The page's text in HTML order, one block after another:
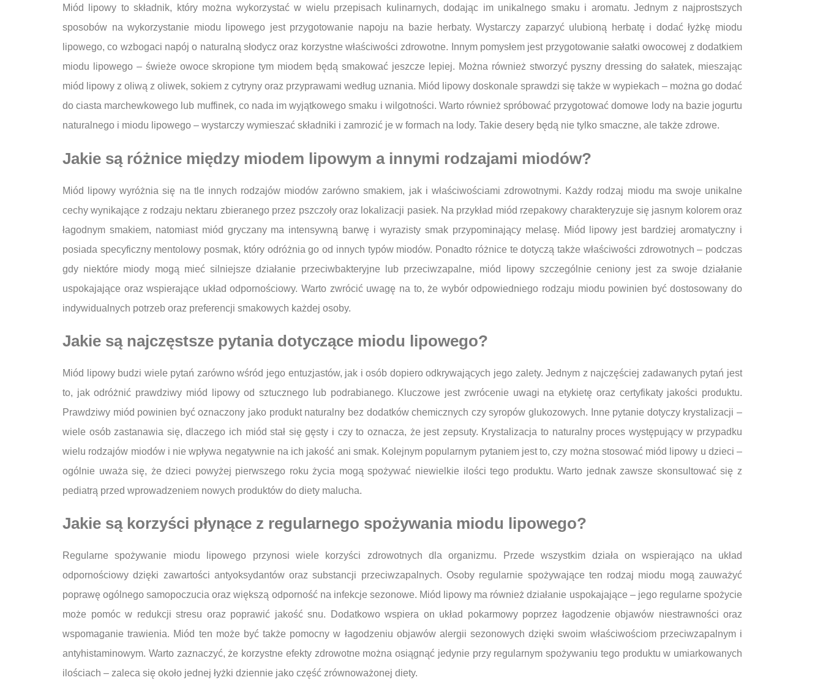
Miód lipowy to składnik, który można wykorzystać w wielu przepisach kulinarnych, dodając im unikalnego smaku i aromatu. Jednym z najprostszych
sposobów na wykorzystanie miodu lipowego jest przygotowanie napoju na bazie herbaty. Wystarczy zaparzyć ulubioną herbatę i dodać łyżkę miodu
lipowego, co wzbogaci napój o naturalną słodycz oraz korzystne właściwości zdrowotne. Innym pomysłem jest przygotowanie sałatki owocowej z dodatkiem
miodu lipowego – świeże owoce skropione tym miodem będą smakować jeszcze lepiej. Można również stworzyć pyszny dressing do sałatek, mieszając
miód lipowy z oliwą z oliwek, sokiem z cytryny oraz przyprawami według uznania. Miód lipowy doskonale sprawdzi się także w wypiekach – można go dodać
do ciasta marchewkowego lub muffinek, co nada im wyjątkowego smaku i wilgotności. Warto również spróbować przygotować domowe lody na bazie jogurtu
naturalnego i miodu lipowego – wystarczy wymieszać składniki i zamrozić je w formach na lody. Takie desery będą nie tylko smaczne, ale także zdrowe.
Jakie są różnice między miodem lipowym a innymi rodzajami miodów?
Miód lipowy wyróżnia się na tle innych rodzajów miodów zarówno smakiem, jak i właściwościami zdrowotnymi. Każdy rodzaj miodu ma swoje unikalne
cechy wynikające z rodzaju nektaru zbieranego przez pszczoły oraz lokalizacji pasiek. Na przykład miód rzepakowy charakteryzuje się jasnym kolorem oraz
łagodnym smakiem, natomiast miód gryczany ma intensywną barwę i wyrazisty smak przypominający melasę. Miód lipowy jest bardziej aromatyczny i
posiada specyficzny mentolowy posmak, który odróżnia go od innych typów miodów. Ponadto różnice te dotyczą także właściwości zdrowotnych – podczas
gdy niektóre miody mogą mieć silniejsze działanie przeciwbakteryjne lub przeciwzapalne, miód lipowy szczególnie ceniony jest za swoje działanie
uspokajające oraz wspierające układ odpornościowy. Warto zwrócić uwagę na to, że wybór odpowiedniego rodzaju miodu powinien być dostosowany do
indywidualnych potrzeb oraz preferencji smakowych każdej osoby.
Jakie są najczęstsze pytania dotyczące miodu lipowego?
Miód lipowy budzi wiele pytań zarówno wśród jego entuzjastów, jak i osób dopiero odkrywających jego zalety. Jednym z najczęściej zadawanych pytań jest
to, jak odróżnić prawdziwy miód lipowy od sztucznego lub podrabianego. Kluczowe jest zwrócenie uwagi na etykietę oraz certyfikaty jakości produktu.
Prawdziwy miód powinien być oznaczony jako produkt naturalny bez dodatków chemicznych czy syropów glukozowych. Inne pytanie dotyczy krystalizacji –
wiele osób zastanawia się, dlaczego ich miód stał się gęsty i czy to oznacza, że jest zepsuty. Krystalizacja to naturalny proces występujący w przypadku
wielu rodzajów miodów i nie wpływa negatywnie na ich jakość ani smak. Kolejnym popularnym pytaniem jest to, czy można stosować miód lipowy u dzieci –
ogólnie uważa się, że dzieci powyżej pierwszego roku życia mogą spożywać niewielkie ilości tego produktu. Warto jednak zawsze skonsultować się z
pediatrą przed wprowadzeniem nowych produktów do diety malucha.
Jakie są korzyści płynące z regularnego spożywania miodu lipowego?
Regularne spożywanie miodu lipowego przynosi wiele korzyści zdrowotnych dla organizmu. Przede wszystkim działa on wspierająco na układ
odpornościowy dzięki zawartości antyoksydantów oraz substancji przeciwzapalnych. Osoby regularnie spożywające ten rodzaj miodu mogą zauważyć
poprawę ogólnego samopoczucia oraz większą odporność na infekcje sezonowe. Miód lipowy ma również działanie uspokajające – jego regularne spożycie
może pomóc w redukcji stresu oraz poprawić jakość snu. Dodatkowo wspiera on układ pokarmowy poprzez łagodzenie objawów niestrawności oraz
wspomaganie trawienia. Miód ten może być także pomocny w łagodzeniu objawów alergii sezonowych dzięki swoim właściwościom przeciwzapalnym i
antyhistaminowym. Warto zaznaczyć, że korzystne efekty zdrowotne można osiągnąć jedynie przy regularnym spożywaniu tego produktu w umiarkowanych
ilościach – zaleca się około jednej łyżki dziennie jako część zrównoważonej diety.